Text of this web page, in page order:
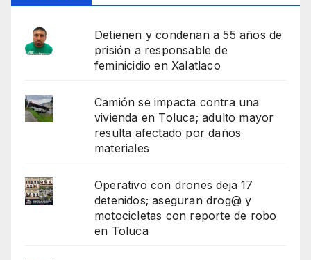
Detienen y condenan a 55 años de
prisión a responsable de
feminicidio en Xalatlaco
Camión se impacta contra una
vivienda en Toluca; adulto mayor
resulta afectado por daños
materiales
Operativo con drones deja 17
detenidos; aseguran drog@ y
motocicletas con reporte de robo
en Toluca